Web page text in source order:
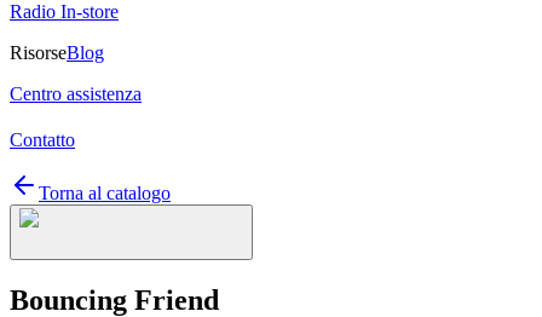
Radio In-store
RisorseBlog
Centro assistenza
Contatto
Torna al catalogo
Bouncing Friend